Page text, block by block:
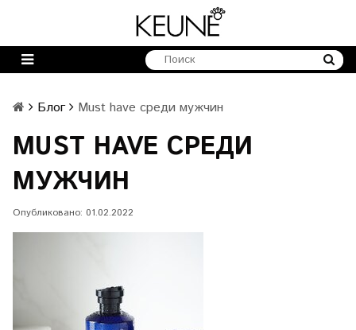
Блог Must have среди мужчин
MUST HAVE СРЕДИ
МУЖЧИН
Опубликовано: 01.02.2022